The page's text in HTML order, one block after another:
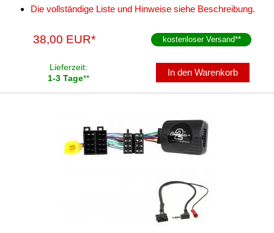
für Alfa Romeo
für Audi
für BMW
für Chevrolet
Die vollständige Liste und Hinweise siehe Beschreibung.
38,00 EUR* kostenloser Versand**
Lieferzeit:
1-3 Tage**
In den Warenkorb